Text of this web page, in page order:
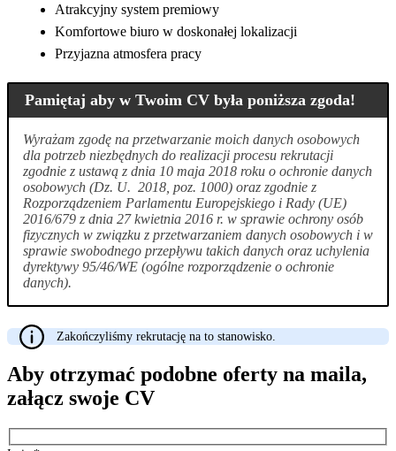
Atrakcyjny system premiowy
Komfortowe biuro w doskonałej lokalizacji
Przyjazna atmosfera pracy
Pamiętaj aby w Twoim CV była poniższa zgoda!
Wyrażam zgodę na przetwarzanie moich danych osobowych
dla potrzeb niezbędnych do realizacji procesu rekrutacji
zgodnie z ustawą z dnia 10 maja 2018 roku o ochronie danych
osobowych (Dz. U. 2018, poz. 1000) oraz zgodnie z
Rozporządzeniem Parlamentu Europejskiego i Rady (UE)
2016/679 z dnia 27 kwietnia 2016 r. w sprawie ochrony osób
fizycznych w związku z przetwarzaniem danych osobowych i w
sprawie swobodnego przepływu takich danych oraz uchylenia
dyrektywy 95/46/WE (ogólne rozporządzenie o ochronie
danych).
Zakończyliśmy rekrutację na to stanowisko.
Aby otrzymać podobne oferty na maila,
załącz swoje CV